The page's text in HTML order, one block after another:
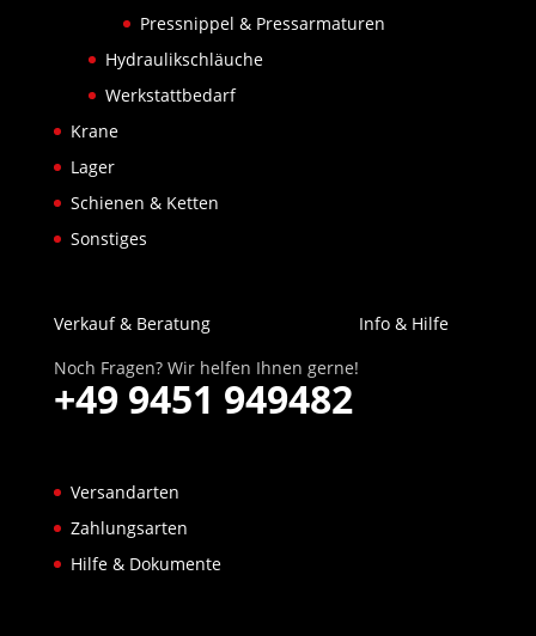
Pressnippel & Pressarmaturen
Hydraulikschläuche
Werkstattbedarf
Krane
Lager
Schienen & Ketten
Sonstiges
Verkauf & Beratung
Noch Fragen? Wir helfen Ihnen gerne!
+49 9451 949482
Info & Hilfe
Versandarten
Zahlungsarten
Hilfe & Dokumente